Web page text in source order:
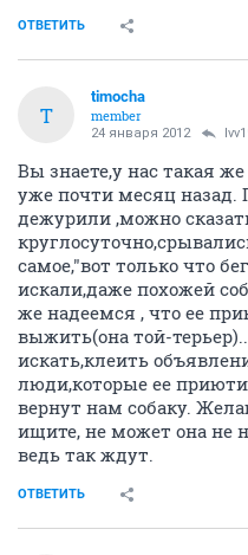
ОТВЕТИТЬ
T
timocha
member
24 января 2012
Вы знаете,у нас такая
уже почти месяц назад.
дежурили ,можно
самое,"вот только что
искали,даже похожей
же надеемся , что ее
выжить(она той-
искать,клеить
люди,которые ее
вернут нам собаку.
ищите, не может она не
ведь так ждут.
ОТВЕТИТЬ